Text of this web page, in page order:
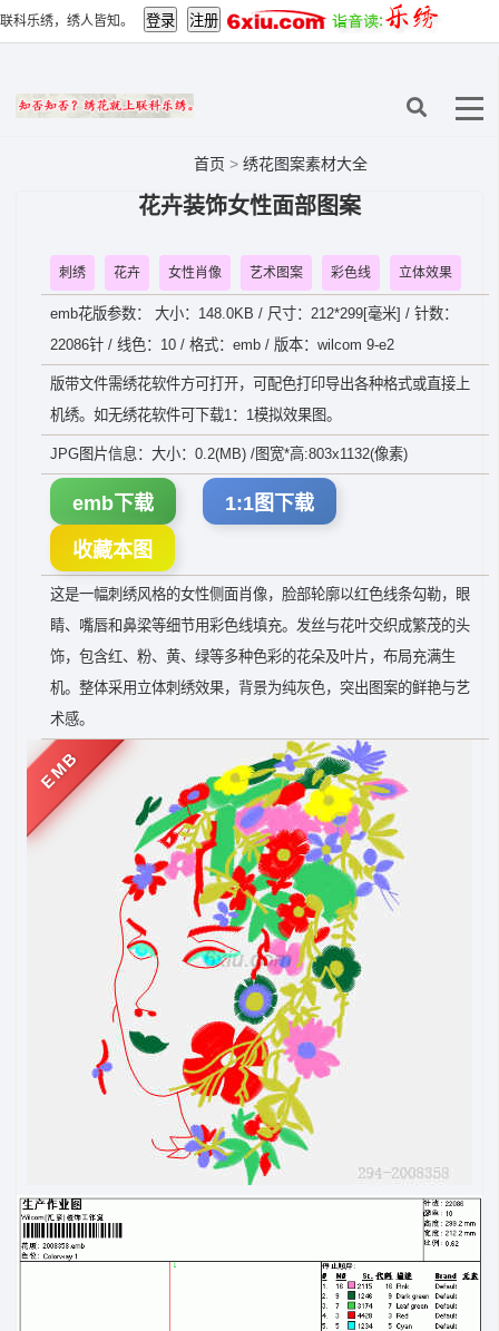
联科乐绣，绣人皆知。
首页 > 绣花图案素材大全
花卉装饰女性面部图案
刺绣 花卉 女性肖像 艺术图案 彩色线 立体效果
emb花版参数： 大小：148.0KB / 尺寸：212*299[毫米] / 针数：
22086针 / 线色：10 / 格式：emb / 版本：wilcom 9-e2
版带文件需绣花软件方可打开，可配色打印导出各种格式或直接上
机绣。如无绣花软件可下载1：1模拟效果图。
JPG图片信息：大小：0.2(MB) /图宽*高:803x1132(像素)
emb下载 1:1图下载
收藏本图
这是一幅刺绣风格的女性侧面肖像，脸部轮廓以红色线条勾勒，眼
睛、嘴唇和鼻梁等细节用彩色线填充。发丝与花叶交织成繁茂的头
饰，包含红、粉、黄、绿等多种色彩的花朵及叶片，布局充满生
机。整体采用立体刺绣效果，背景为纯灰色，突出图案的鲜艳与艺
术感。
EMB